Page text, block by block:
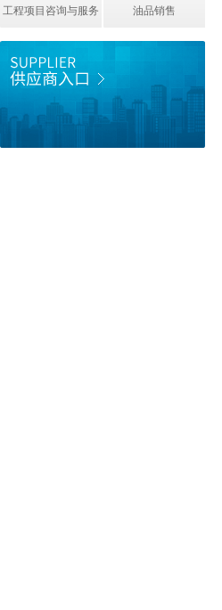
工程项目咨询与服务 油品销售